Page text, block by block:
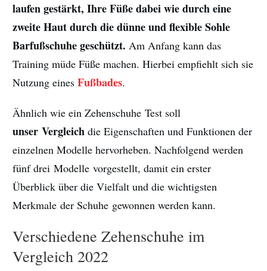
laufen gestärkt, Ihre Füße dabei wie durch eine
zweite Haut durch die dünne und flexible Sohle
Barfußschuhe geschützt. Am Anfang kann das
Training müde Füße machen. Hierbei empfiehlt sich sie
Nutzung eines Fußbades.
Ähnlich wie ein Zehenschuhe Test soll
unser Vergleich die Eigenschaften und Funktionen der
einzelnen Modelle hervorheben. Nachfolgend werden
fünf drei Modelle vorgestellt, damit ein erster
Überblick über die Vielfalt und die wichtigsten
Merkmale der Schuhe gewonnen werden kann.
Verschiedene Zehenschuhe im
Vergleich 2022